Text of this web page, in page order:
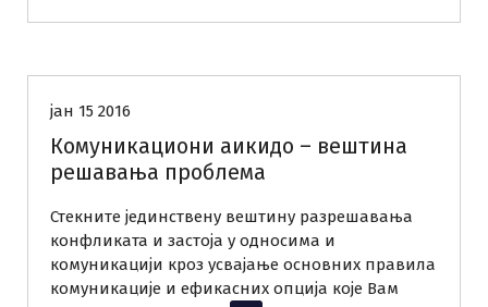
о
к
у
с
у
г
а
з
јан 15 2016
Комуникациони аикидо – вештина
решавања проблема
Стекните јединствену вештину разрешавања
конфликата и застоја у односима и
комуникацији кроз усвајање основних правила
комуникације и ефикасних опција које Вам